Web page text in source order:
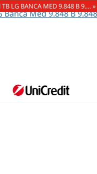
TB LG BANCA MED 9.848 B 9.… »